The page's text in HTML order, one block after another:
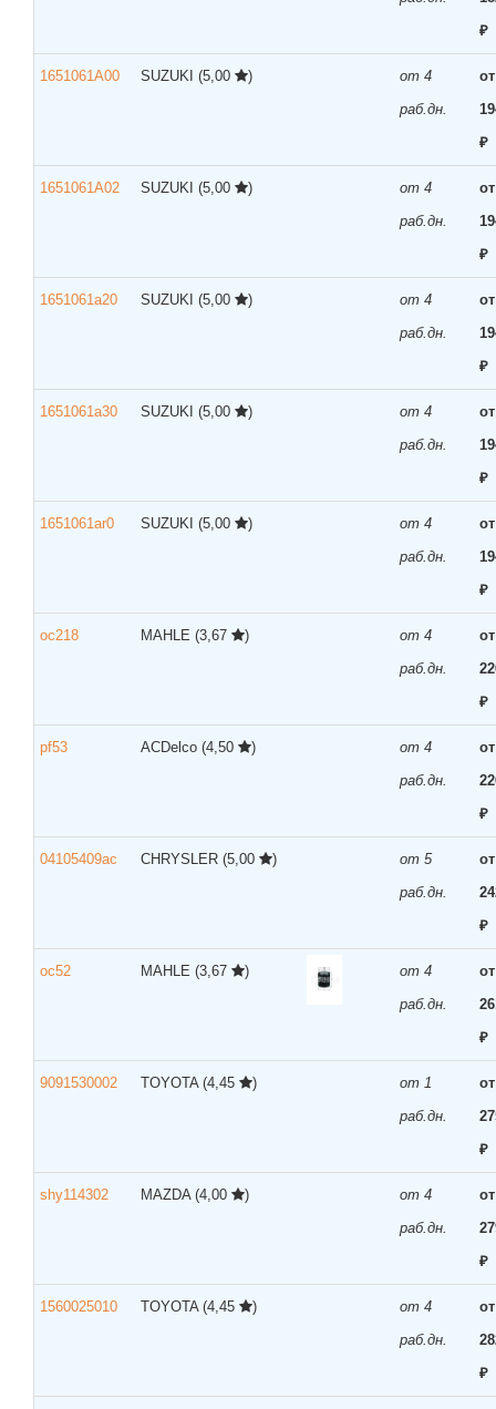
₽
1651061A00 SUZUKI (5,00 )
от 4
раб.дн.
от
₽
1651061A02 SUZUKI (5,00 )
от 4
раб.дн.
от
₽
1651061a20 SUZUKI (5,00 )
от 4
раб.дн.
от
₽
1651061a30 SUZUKI (5,00 )
от 4
раб.дн.
от
₽
1651061ar0 SUZUKI (5,00 )
от 4
раб.дн.
от
₽
oc218 MAHLE (3,67 )
от 4
раб.дн.
от
₽
pf53 ACDelco (4,50 )
от 4
раб.дн.
от
₽
04105409ac CHRYSLER (5,00 )
от 5
раб.дн.
от
₽
oc52 MAHLE (3,67 )
от 4
раб.дн.
от
₽
9091530002 TOYOTA (4,45 )
от 1
раб.дн.
от
₽
shy114302 MAZDA (4,00 )
от 4
раб.дн.
от
₽
1560025010 TOYOTA (4,45 )
от 4
раб.дн.
от
₽